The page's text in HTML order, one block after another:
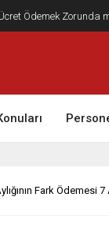
Dikkate Alınır Mı?
Fark Ödemesi